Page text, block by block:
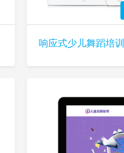
响应式少儿舞蹈培